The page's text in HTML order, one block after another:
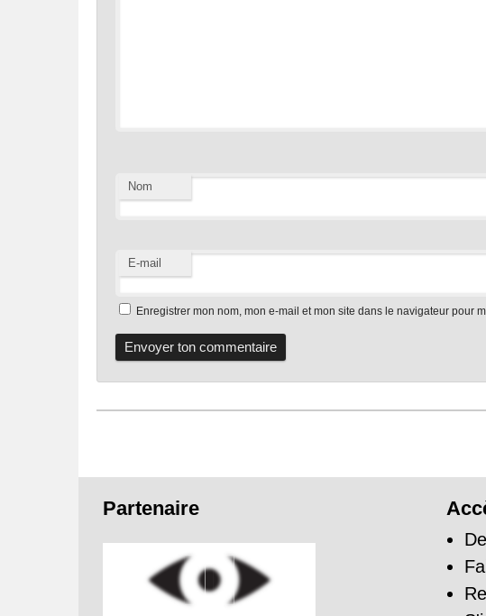
Nom
E-mail
Enregistrer mon nom, mon e-mail et mon site dans le navigateur pour
page
Partenaire